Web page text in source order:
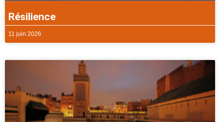
Résilience
11 juin 2026